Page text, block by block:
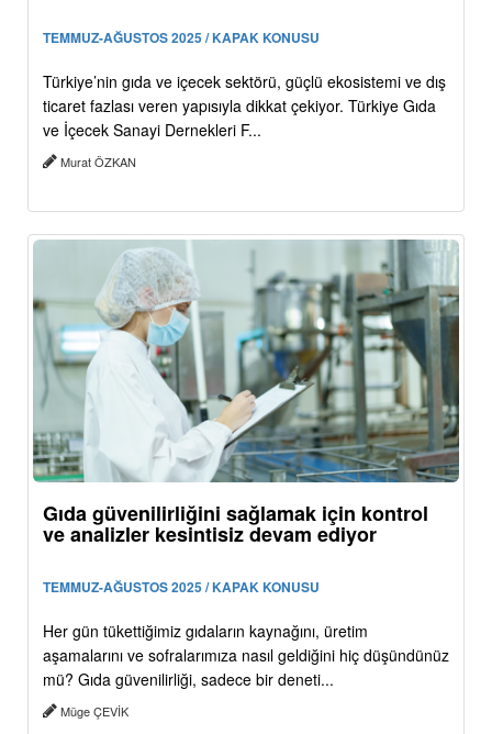
TEMMUZ-AĞUSTOS 2025 / KAPAK KONUSU
Türkiye’nin gıda ve içecek sektörü, güçlü ekosistemi ve dış
ticaret fazlası veren yapısıyla dikkat çekiyor. Türkiye Gıda
ve İçecek Sanayi Dernekleri F...
Murat ÖZKAN
Gıda güvenilirliğini sağlamak için kontrol
ve analizler kesintisiz devam ediyor
TEMMUZ-AĞUSTOS 2025 / KAPAK KONUSU
Her gün tükettiğimiz gıdaların kaynağını, üretim
aşamalarını ve sofralarımıza nasıl geldiğini hiç düşündünüz
mü? Gıda güvenilirliği, sadece bir deneti...
Müge ÇEVİK